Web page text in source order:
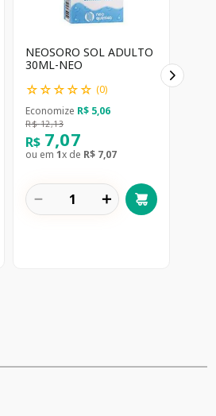
NEOSORO SOL ADULTO
30ML-NEO
☆☆☆☆☆ (0)
Economize R$ 5,06
R$ 12,13
R$ 7,07
ou em 1x de R$ 7,07
＋
－